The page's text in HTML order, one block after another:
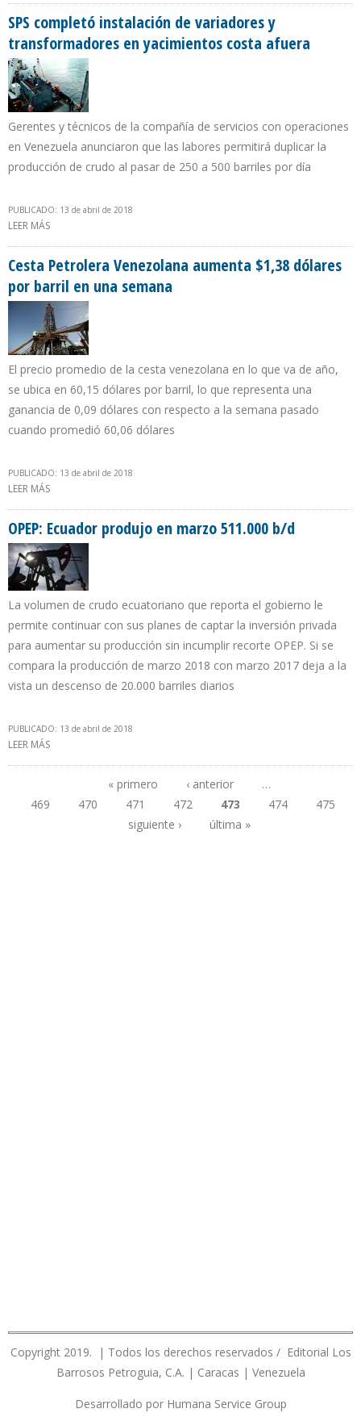
SPS completó instalación de variadores y
transformadores en yacimientos costa afuera
Gerentes y técnicos de la compañía de servicios con operaciones
en Venezuela anunciaron que las labores permitirá duplicar la
producción de crudo al pasar de 250 a 500 barriles por día
PUBLICADO: 13 de abril de 2018
LEER MÁS
Cesta Petrolera Venezolana aumenta $1,38 dólares
por barril en una semana
El precio promedio de la cesta venezolana en lo que va de año,
se ubica en 60,15 dólares por barril, lo que representa una
ganancia de 0,09 dólares con respecto a la semana pasado
cuando promedió 60,06 dólares
PUBLICADO: 13 de abril de 2018
LEER MÁS
OPEP: Ecuador produjo en marzo 511.000 b/d
La volumen de crudo ecuatoriano que reporta el gobierno le
permite continuar con sus planes de captar la inversión privada
para aumentar su producción sin incumplir recorte OPEP. Si se
compara la producción de marzo 2018 con marzo 2017 deja a la
vista un descenso de 20.000 barriles diarios
PUBLICADO: 13 de abril de 2018
LEER MÁS
Páginas
« primero ‹ anterior
…
469
470 471 472 473 474
475
siguiente ›
última »
Copyright 2019. | Todos los derechos reservados / Editorial Los
Barrosos Petroguia, C.A. | Caracas | Venezuela
Desarrollado por Humana Service Group